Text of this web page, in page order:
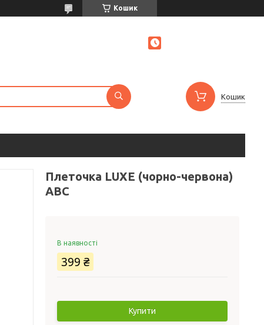
Кошик
Кошик
Плеточка LUXE (чорно-червона)
ABC
В наявності
399 ₴
Купити